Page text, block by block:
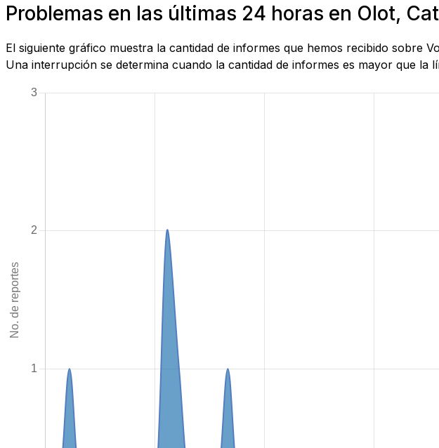
Problemas en las últimas 24 horas en Olot,
El siguiente gráfico muestra la cantidad de informes que hemos recibido sobre
Una interrupción se determina cuando la cantidad de informes es mayor que la